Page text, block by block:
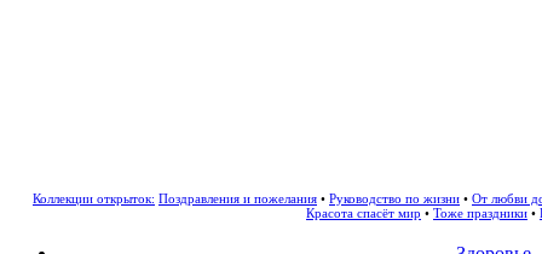
Коллекции открыток: Поздравления и пожелания • Руководство по жизни • От любви
Красота спасёт мир • Тоже праздники •